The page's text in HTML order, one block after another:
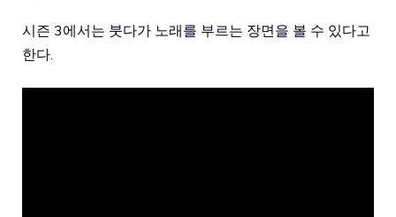
시즌 3에서는 붓다가 노래를 부르는 장면을 볼 수 있다고
한다.